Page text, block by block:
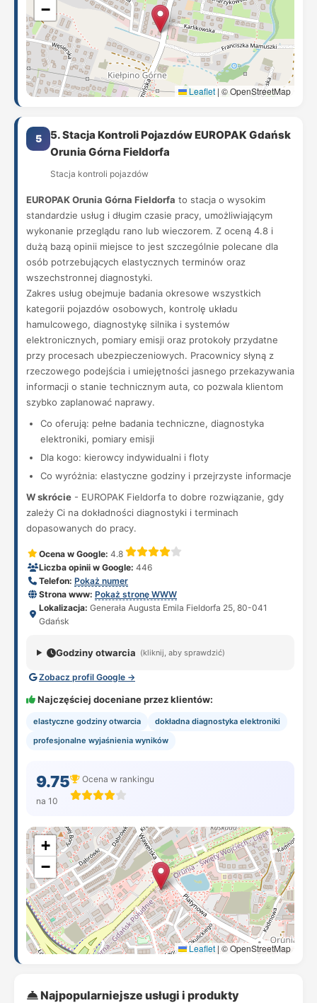
−
Leaflet | © OpenStreetMap
5
5. Stacja Kontroli Pojazdów EUROPAK Gdańsk
Orunia Górna Fieldorfa
Stacja kontroli pojazdów
EUROPAK Orunia Górna Fieldorfa to stacja o wysokim
standardzie usług i długim czasie pracy, umożliwiającym
wykonanie przeglądu rano lub wieczorem. Z oceną 4.8 i
dużą bazą opinii miejsce to jest szczególnie polecane dla
osób potrzebujących elastycznych terminów oraz
wszechstronnej diagnostyki.
Zakres usług obejmuje badania okresowe wszystkich
kategorii pojazdów osobowych, kontrolę układu
hamulcowego, diagnostykę silnika i systemów
elektronicznych, pomiary emisji oraz protokoły przydatne
przy procesach ubezpieczeniowych. Pracownicy słyną z
rzeczowego podejścia i umiejętności jasnego przekazywania
informacji o stanie technicznym auta, co pozwala klientom
szybko zaplanować naprawy.
Co oferują: pełne badania techniczne, diagnostyka
elektroniki, pomiary emisji
Dla kogo: kierowcy indywidualni i floty
Co wyróżnia: elastyczne godziny i przejrzyste informacje
W skrócie - EUROPAK Fieldorfa to dobre rozwiązanie, gdy
zależy Ci na dokładności diagnostyki i terminach
dopasowanych do pracy.
Ocena w Google: 4.8
Liczba opinii w Google: 446
Telefon: Pokaż numer
Strona www: Pokaż stronę WWW
Lokalizacja: Generała Augusta Emila Fieldorfa 25, 80-041
Gdańsk
Godziny otwarcia (kliknij, aby sprawdzić)
Zobacz profil Google →
Najczęściej doceniane przez klientów:
elastyczne godziny otwarcia
dokładna diagnostyka elektroniki
profesjonalne wyjaśnienia wyników
9.75
na 10
Ocena w rankingu
+
−
Leaflet | © OpenStreetMap
Najpopularniejsze usługi i produkty